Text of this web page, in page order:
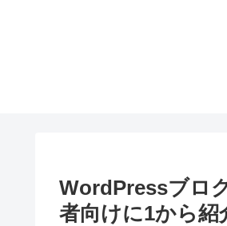
WordPressブロ
者向けに1から紹